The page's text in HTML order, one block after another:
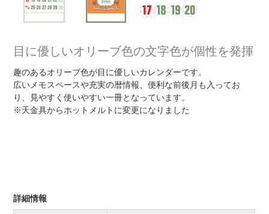
目に優しいオリーブ色の文字色が個性を発揮
趣のあるオリーブ色が目に優しいカレンダーです。
広いメモスペースや充実の暦情報、便利な前後月も入ってお
り、見やすく使いやすい一冊となっています。
※天金具からホットメルトに変更になりました
詳細情報